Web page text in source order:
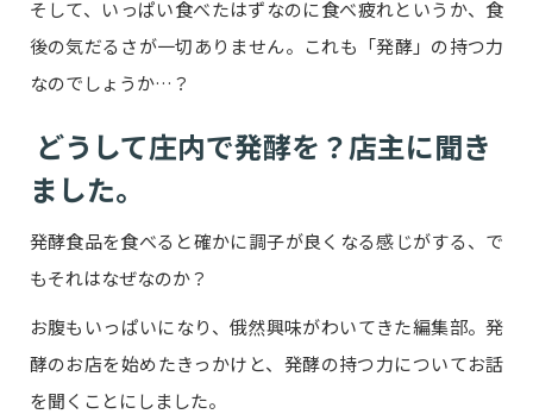
そして、いっぱい食べたはずなのに食べ疲れというか、食
後の気だるさが一切ありません。これも「発酵」の持つ力
なのでしょうか…？
どうして庄内で発酵を？店主に聞き
ました。
発酵食品を食べると確かに調子が良くなる感じがする、で
もそれはなぜなのか？
お腹もいっぱいになり、俄然興味がわいてきた編集部。発
酵のお店を始めたきっかけと、発酵の持つ力についてお話
を聞くことにしました。